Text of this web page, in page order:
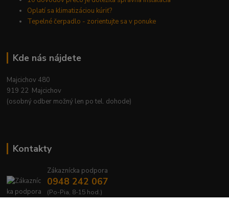
Oplatí sa klimatizáciou kúriť?
Tepelné čerpadlo - zorientujte sa v ponuke
Kde nás nájdete
Majcichov 480
919 22 Majcichov
(osobný odber možný len po tel. dohode)
Kontakty
Zákaznícka podpora
0948 242 067
(Po-Pia, 8-15 hod.)